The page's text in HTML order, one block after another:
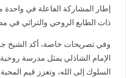
إطار المشاركة الفاعلة في واحدة
ذات الطابع الروحي والتراثي في
وفي تصريحات خاصة، أكد الشيخ
الإمام الشاذلي يمثل مدرسة
السلوك إلى الله، وتعزز قيم